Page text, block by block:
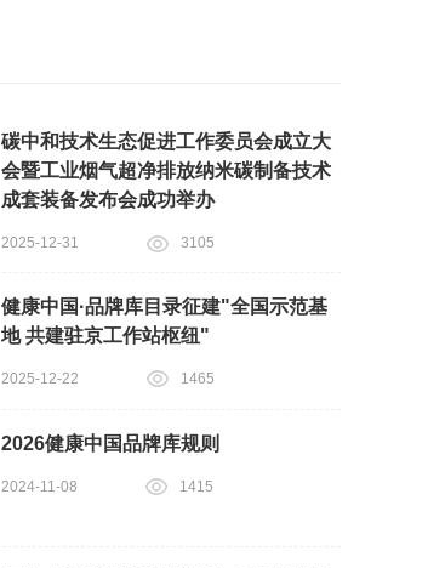
碳中和技术生态促进工作委员会成立大
会暨工业烟气超净排放纳米碳制备技术
成套装备发布会成功举办
2025-12-31 3105
健康中国·品牌库目录征建"全国示范基
地 共建驻京工作站枢纽"
2025-12-22 1465
2026健康中国品牌库规则
2024-11-08 1415